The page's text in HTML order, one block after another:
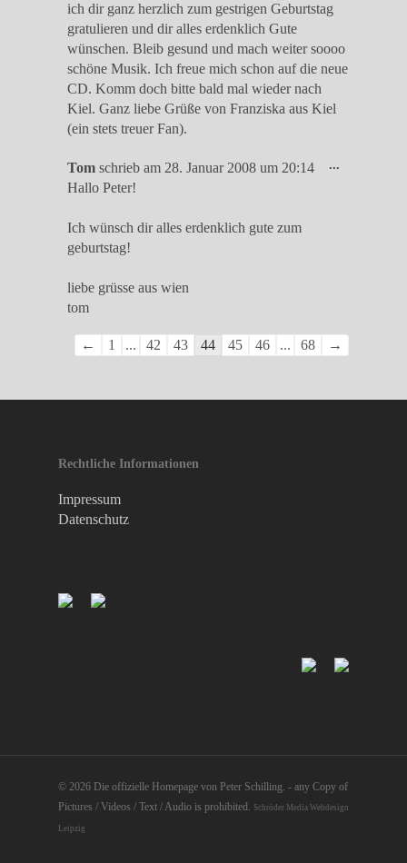
ich dir ganz herzlich zum gestrigen Geburtstag
gratulieren und dir alles erdenklich Gute
wünschen. Bleib gesund und mach weiter soooo
schöne Musik. Ich freue mich schon auf die neue
CD. Komm doch bitte bald mal wieder nach
Kiel. Ganz liebe Grüße von Franziska aus Kiel
(ein stets treuer Fan).
Tomschrieb am 28. Januar 2008 um 20:14
Hallo Peter!
Ich wünsch dir alles erdenklich gute zum
geburtstag!
liebe grüsse aus wien
tom
...Diese
Navigation
← 1 ... 42 43 44 45 46 ... 68 →
Rechtliche Informationen
Impressum
Datenschutz
© 2026 Die offizielle Homepage von Peter Schilling. - any Copy of
Pictures / Videos / Text / Audio is prohibited. Schröder Media Webdesign
Leipzig